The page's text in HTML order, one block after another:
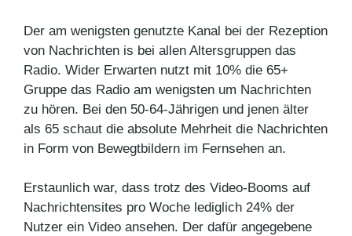
Der am wenigsten genutzte Kanal bei der Rezeption
von Nachrichten is bei allen Altersgruppen das
Radio. Wider Erwarten nutzt mit 10% die 65+
Gruppe das Radio am wenigsten um Nachrichten
zu hören. Bei den 50-64-Jährigen und jenen älter
als 65 schaut die absolute Mehrheit die Nachrichten
in Form von Bewegtbildern im Fernsehen an.
Erstaunlich war, dass trotz des Video-Booms auf
Nachrichtensites pro Woche lediglich 24% der
Nutzer ein Video ansehen. Der dafür angegebene